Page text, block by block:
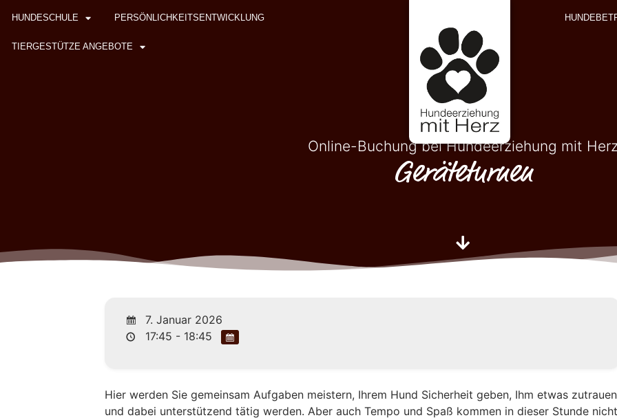
HUNDESCHULE PERSÖNLICHKEITSENTWICKLUNG
TIERGESTÜTZE ANGEBOTE
Online-Buchung bei Hundeerziehung mit
Geräteturnen
7. Januar 2026
17:45 - 18:45
Hier werden Sie gemeinsam Aufgaben meistern, Ihrem Hund Sicherheit geben, Ihm etwas zutrauen
und dabei unterstützend tätig werden. Aber auch Tempo und Spaß kommen in dieser Stunde